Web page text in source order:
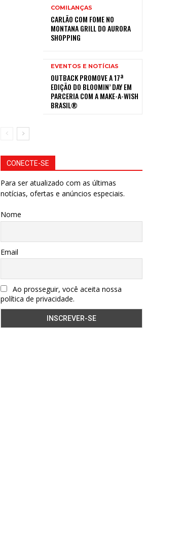
COMILANÇAS
CARLÃO COM FOME NO
MONTANA GRILL DO AURORA
SHOPPING
EVENTOS E NOTÍCIAS
OUTBACK PROMOVE A 17ª
EDIÇÃO DO BLOOMIN’ DAY EM
PARCERIA COM A MAKE-A-WISH
BRASIL®
CONECTE-SE
Para ser atualizado com as últimas
notícias, ofertas e anúncios especiais.
Nome
Email
Ao prosseguir, você aceita nossa
política de privacidade.